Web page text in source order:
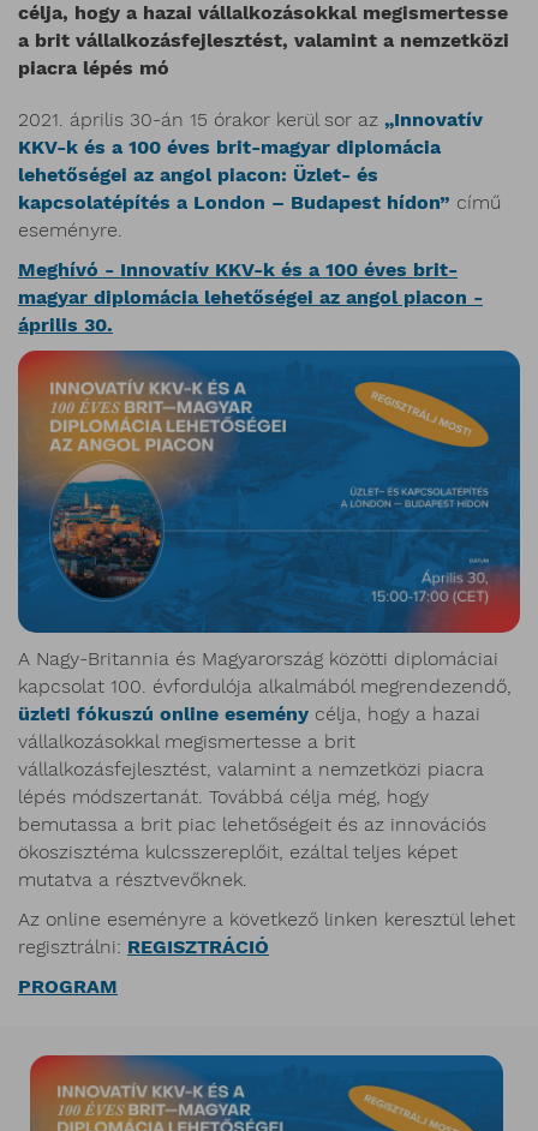
célja, hogy a hazai vállalkozásokkal megismertesse
a brit vállalkozásfejlesztést, valamint a nemzetközi
piacra lépés mó
2021. április 30-án 15 órakor kerül sor az „Innovatív
KKV-k és a 100 éves brit-magyar diplomácia
lehetőségei az angol piacon: Üzlet- és
kapcsolatépítés a London – Budapest hídon” című
eseményre.
Meghívó - Innovatív KKV-k és a 100 éves brit-
magyar diplomácia lehetőségei az angol piacon -
április 30.
A Nagy-Britannia és Magyarország közötti diplomáciai
kapcsolat 100. évfordulója alkalmából megrendezendő,
üzleti fókuszú online esemény célja, hogy a hazai
vállalkozásokkal megismertesse a brit
vállalkozásfejlesztést, valamint a nemzetközi piacra
lépés módszertanát. Továbbá célja még, hogy
bemutassa a brit piac lehetőségeit és az innovációs
ökoszisztéma kulcsszereplőit, ezáltal teljes képet
mutatva a résztvevőknek.
Az online eseményre a következő linken keresztül lehet
regisztrálni: REGISZTRÁCIÓ
PROGRAM